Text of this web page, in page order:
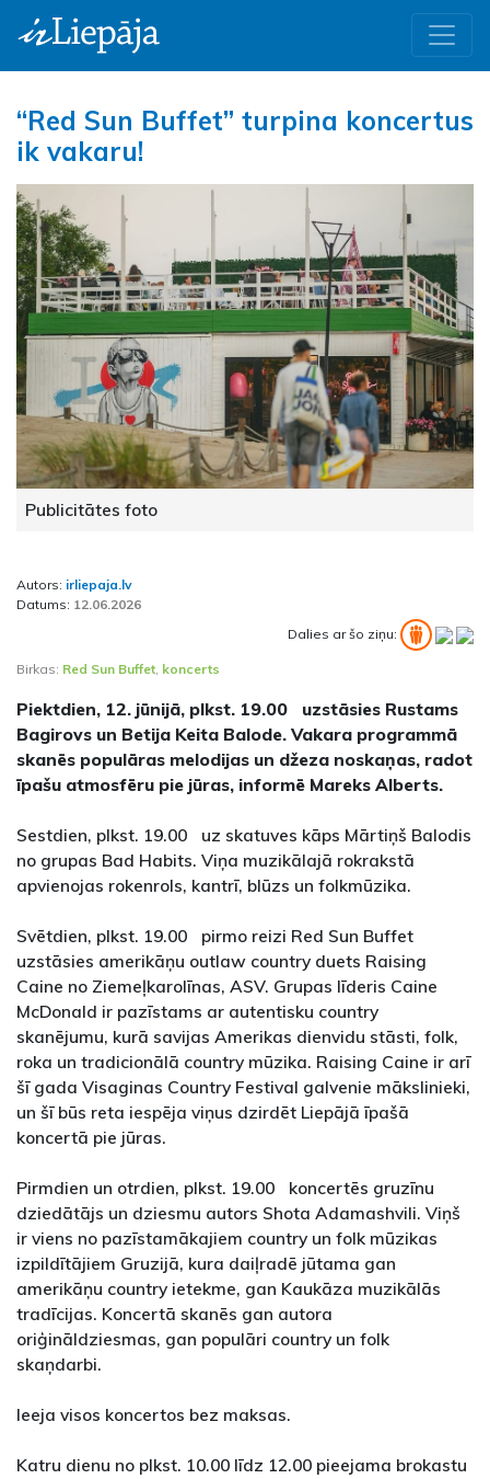
“Red Sun Buffet” turpina koncertus
ik vakaru!
Publicitātes foto
Autors: irliepaja.lv
Datums: 12.06.2026
Dalies ar šo ziņu:
Birkas: Red Sun Buffet, koncerts
Piektdien, 12. jūnijā, plkst. 19.00 uzstāsies Rustams
Bagirovs un Betija Keita Balode. Vakara programmā
skanēs populāras melodijas un džeza noskaņas, radot
īpašu atmosfēru pie jūras, informē Mareks Alberts.
Sestdien, plkst. 19.00 uz skatuves kāps Mārtiņš Balodis
no grupas Bad Habits. Viņa muzikālajā rokrakstā
apvienojas rokenrols, kantrī, blūzs un folkmūzika.
Svētdien, plkst. 19.00 pirmo reizi Red Sun Buffet
uzstāsies amerikāņu outlaw country duets Raising
Caine no Ziemeļkarolīnas, ASV. Grupas līderis Caine
McDonald ir pazīstams ar autentisku country
skanējumu, kurā savijas Amerikas dienvidu stāsti, folk,
roka un tradicionālā country mūzika. Raising Caine ir arī
šī gada Visaginas Country Festival galvenie mākslinieki,
un šī būs reta iespēja viņus dzirdēt Liepājā īpašā
koncertā pie jūras.
Pirmdien un otrdien, plkst. 19.00 koncertēs gruzīnu
dziedātājs un dziesmu autors Shota Adamashvili. Viņš
ir viens no pazīstamākajiem country un folk mūzikas
izpildītājiem Gruzijā, kura daiļradē jūtama gan
amerikāņu country ietekme, gan Kaukāza muzikālās
tradīcijas. Koncertā skanēs gan autora
oriģināldziesmas, gan populāri country un folk
skaņdarbi.
Ieeja visos koncertos bez maksas.
Katru dienu no plkst. 10.00 līdz 12.00 pieejama brokastu